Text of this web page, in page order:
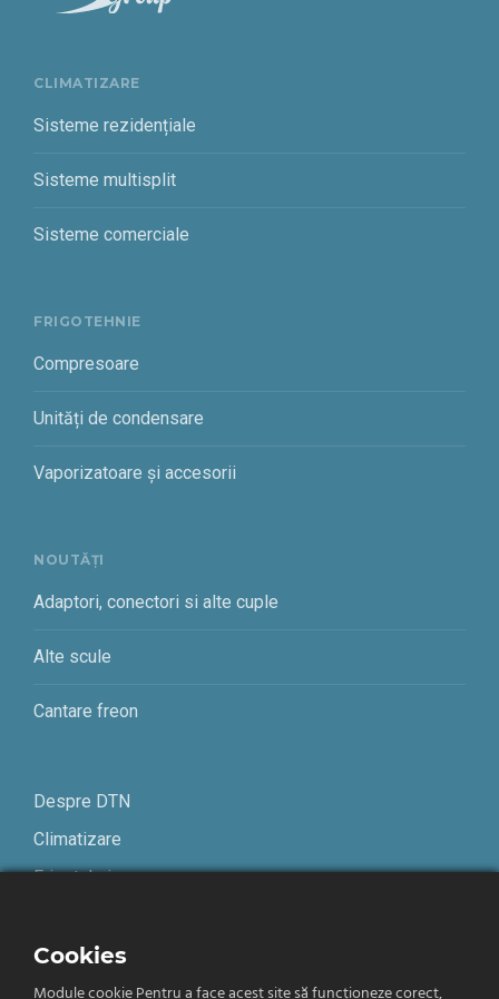
CLIMATIZARE
Sisteme rezidențiale
Sisteme multisplit
Sisteme comerciale
FRIGOTEHNIE
Compresoare
Unități de condensare
Vaporizatoare și accesorii
NOUTĂȚI
Adaptori, conectori si alte cuple
Alte scule
Cantare freon
Despre DTN
Climatizare
Frigotehnie
Termeni și condiții
Cookies